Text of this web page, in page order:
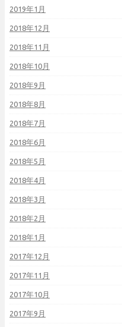
2019年1月
2018年12月
2018年11月
2018年10月
2018年9月
2018年8月
2018年7月
2018年6月
2018年5月
2018年4月
2018年3月
2018年2月
2018年1月
2017年12月
2017年11月
2017年10月
2017年9月